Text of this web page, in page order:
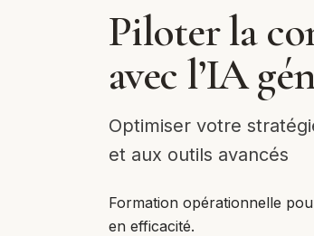
Piloter la
avec l’IA
Optimiser votre
et aux outils avancés
Formation opérationnelle
en efficacité.